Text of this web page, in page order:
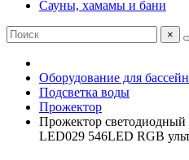
Сауны, хамамы и бани
×
Оборудование для
Подсветка воды
Прожектор
Прожектор
LED029 546LED RGB